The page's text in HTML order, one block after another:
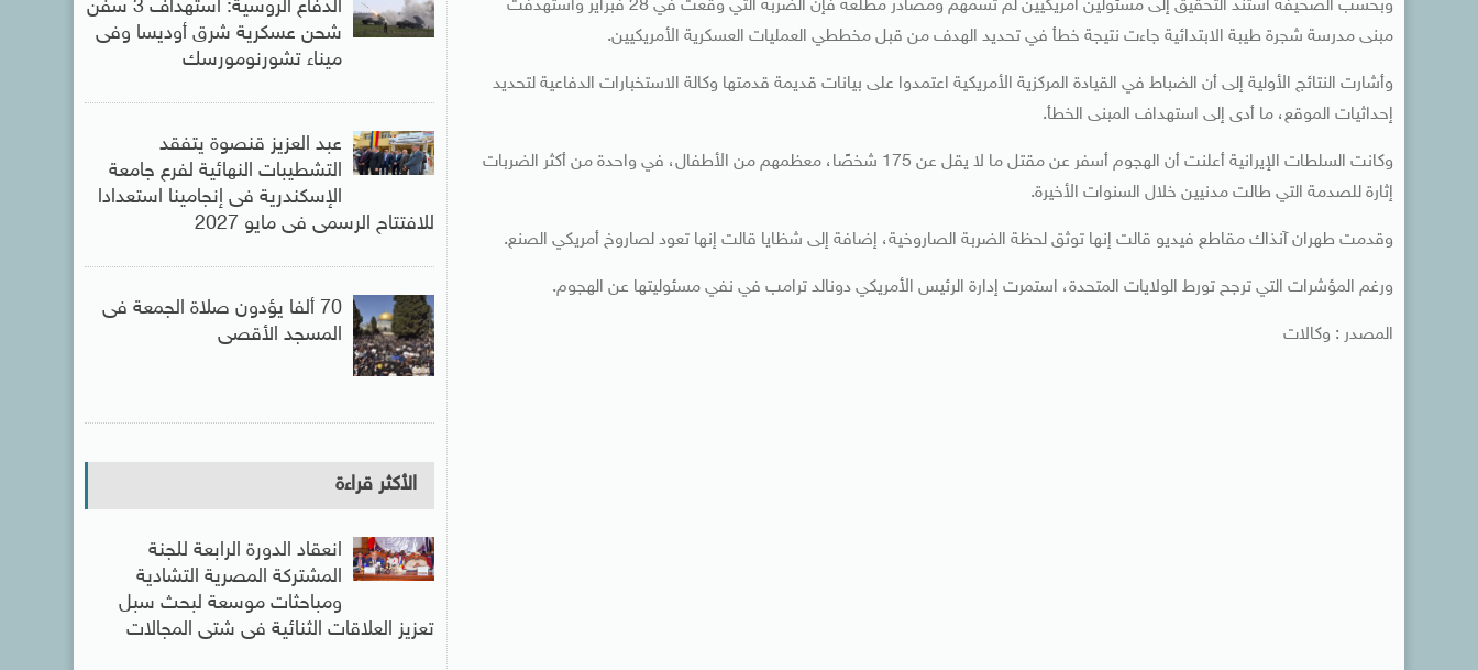
وبحسب الصحيفة استند التحقيق إلى مسئولين أمريكيين لم تسمهم ومصادر مطلعة فإن الضربة التي وقعت في 28 فبراير واستهدفت
مبنى مدرسة شجرة طيبة الابتدائية جاءت نتيجة خطأ في تحديد الهدف من قبل مخططي العمليات العسكرية الأمريكيين.
وأشارت النتائج الأولية إلى أن الضباط في القيادة المركزية الأمريكية اعتمدوا على بيانات قديمة قدمتها وكالة الاستخبارات الدفاعية لتحديد
إحداثيات الموقع، ما أدى إلى استهداف المبنى الخطأ.
وكانت السلطات الإيرانية أعلنت أن الهجوم أسفر عن مقتل ما لا يقل عن 175 شخصًا، معظمهم من الأطفال، في واحدة من أكثر الضربات
إثارة للصدمة التي طالت مدنيين خلال السنوات الأخيرة.
وقدمت طهران آنذاك مقاطع فيديو قالت إنها توثق لحظة الضربة الصاروخية، إضافة إلى شظايا قالت إنها تعود لصاروخ أمريكي الصنع.
ورغم المؤشرات التي ترجح تورط الولايات المتحدة، استمرت إدارة الرئيس الأمريكي دونالد ترامب في نفي مسئوليتها عن الهجوم.
المصدر : وكالات
الدفاع الروسية: استهداف 3 سفن
شحن عسكرية شرق أوديسا وفى
ميناء تشورنومورسك
عبد العزيز قنصوة يتفقد
التشطيبات النهائية لفرع جامعة
الإسكندرية فى إنجامينا استعدادا
للافتتاح الرسمى فى مايو 2027
70 ألفا يؤدون صلاة الجمعة فى
المسجد الأقصى
الأكثر قراءة
انعقاد الدورة الرابعة للجنة
المشتركة المصرية التشادية
ومباحثات موسعة لبحث سبل
تعزيز العلاقات الثنائية فى شتى المجالات